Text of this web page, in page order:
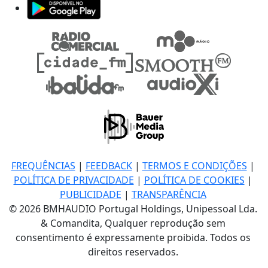
FREQUÊNCIAS | FEEDBACK| TERMOS E CONDIÇÕES |
POLÍTICA DE PRIVACIDADE | POLÍTICA DE COOKIES |
PUBLICIDADE | TRANSPARÊNCIA
© 2026 BMHAUDIO Portugal Holdings, Unipessoal Lda.
& Comandita, Qualquer reprodução sem
consentimento é expressamente proibida. Todos os
direitos reservados.